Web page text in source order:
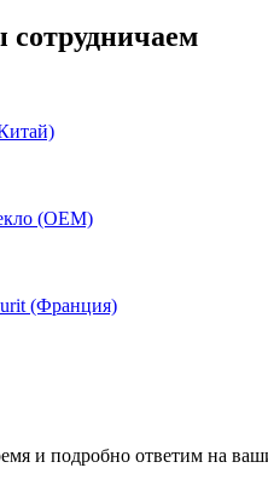
(OEM)
(Франция)
и подробно ответим на